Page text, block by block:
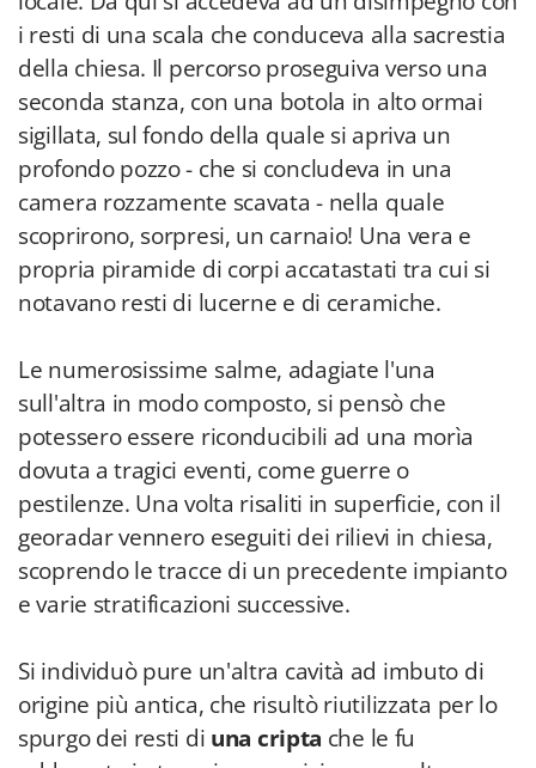
i resti di una scala che conduceva alla sacrestia
della chiesa. Il percorso proseguiva verso una
seconda stanza, con una botola in alto ormai
sigillata, sul fondo della quale si apriva un
profondo pozzo - che si concludeva in una
camera rozzamente scavata - nella quale
scoprirono, sorpresi, un carnaio! Una vera e
propria piramide di corpi accatastati tra cui si
notavano resti di lucerne e di ceramiche.
Le numerosissime salme, adagiate l'una
sull'altra in modo composto, si pensò che
potessero essere riconducibili ad una morìa
dovuta a tragici eventi, come guerre o
pestilenze. Una volta risaliti in superficie, con il
georadar vennero eseguiti dei rilievi in chiesa,
scoprendo le tracce di un precedente impianto
e varie stratificazioni successive.
Si individuò pure un'altra cavità ad imbuto di
origine più antica, che risultò riutilizzata per lo
spurgo dei resti di una cripta che le fu